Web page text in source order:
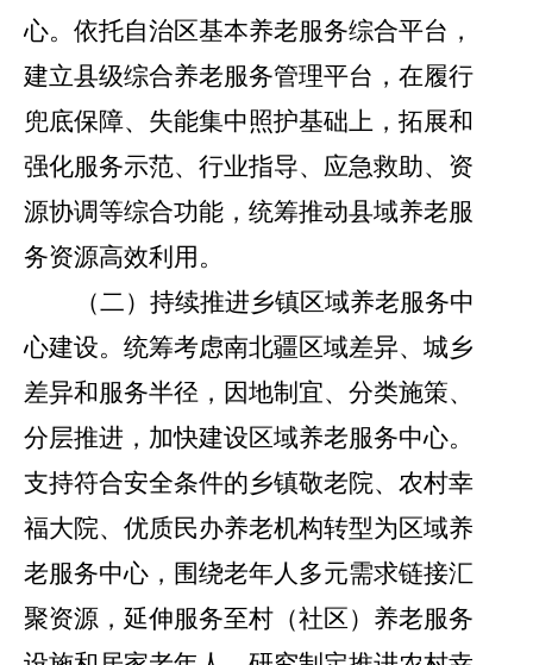
心。依托自治区基本养老服务综合平台，
建立县级综合养老服务管理平台，在履行
兜底保障、失能集中照护基础上，拓展和
强化服务示范、行业指导、应急救助、资
源协调等综合功能，统筹推动县域养老服
务资源高效利用。
（二）持续推进乡镇区域养老服务中
心建设。 统筹考虑南北疆区域差异、城乡
差异和服务半径，因地制宜、分类施策、
分层推进，加快建设区域养老服务中心。
支持符合安全条件的乡镇敬老院、农村幸
福大院、优质民办养老机构转型为区域养
老服务中心，围绕老年人多元需求链接汇
聚资源，延伸服务至村（社区）养老服务